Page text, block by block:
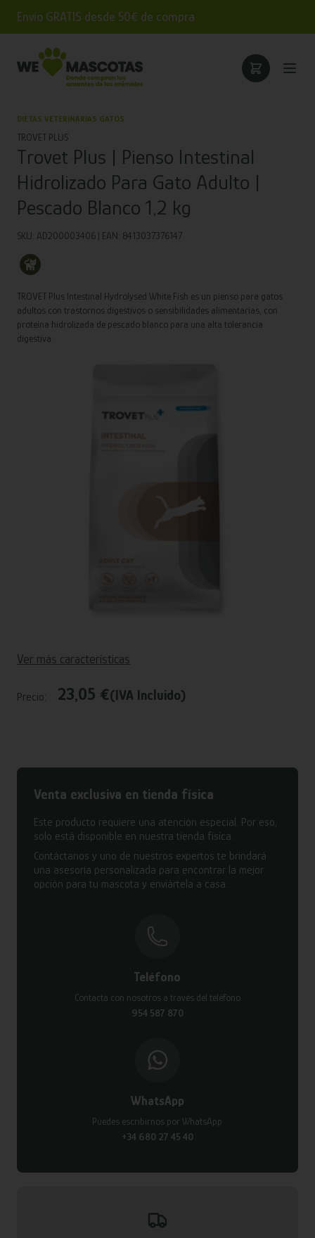
Envío GRATIS desde 50€ de compra
DIETAS VETERINARIAS GATOS
TROVET PLUS
Trovet Plus | Pienso Intestinal
Hidrolizado Para Gato Adulto |
Pescado Blanco 1,2 kg
SKU: AD200003406 | EAN: 8413037376147
TROVET Plus Intestinal Hydrolysed White Fish es un pienso para gatos
adultos con trastornos digestivos o sensibilidades alimentarias, con
proteína hidrolizada de pescado blanco para una alta tolerancia
digestiva.
Ver más características
Precio: 23,05 €(IVA Incluido)
Venta exclusiva en tienda física
Este producto requiere una atención especial. Por eso,
solo está disponible en nuestra tienda física.
Contáctanos y uno de nuestros expertos te brindará
una asesoría personalizada para encontrar la mejor
opción para tu mascota y enviártela a casa.
Teléfono
Contacta con nosotros a través del teléfono
954 587 870
WhatsApp
Puedes escribirnos por WhatsApp
+34 680 27 45 40